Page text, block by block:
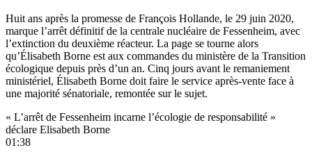
Huit ans après la promesse de François Hollande, le 29 juin 2020,
marque l’arrêt définitif de la centrale nucléaire de Fessenheim, avec
l’extinction du deuxième réacteur. La page se tourne alors
qu’Élisabeth Borne est aux commandes du ministère de la Transition
écologique depuis près d’un an. Cinq jours avant le remaniement
ministériel, Élisabeth Borne doit faire le service après-vente face à
une majorité sénatoriale, remontée sur le sujet.
« L’arrêt de Fessenheim incarne l’écologie de responsabilité »
déclare Elisabeth Borne
01:38